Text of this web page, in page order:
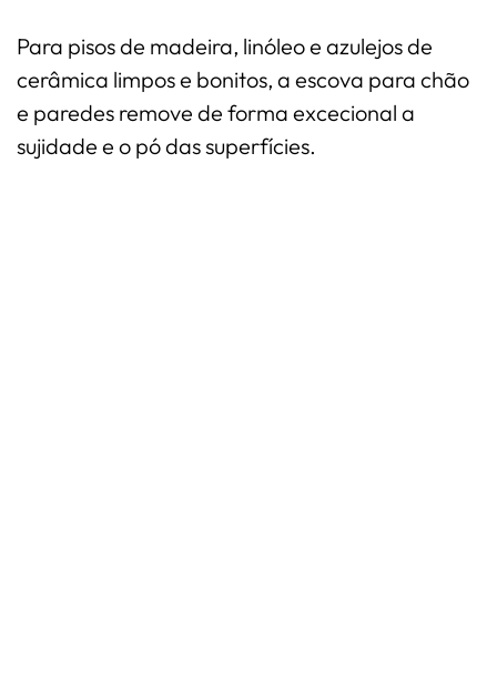
Para pisos de madeira, linóleo e azulejos de
cerâmica limpos e bonitos, a escova para chão
e paredes remove de forma excecional a
sujidade e o pó das superfícies.